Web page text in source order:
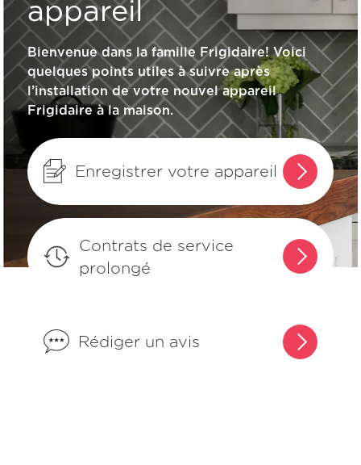
How do I use Quick Preheat or
Preheat?
Qu’est-ce que la conversion à la
convection?
Comment utiliser la sonde thermique?
Puis-je désactiver les sons audibles de
mon appareil?
Comment puis-je activer la fonction
Comment nettoyer ma cuisinière
Frigidaire?
Quand et comment utiliser le
nettoyage à la vapeur?
appareil
Bienvenue dans la famille Frigidaire! Voici
quelques points utiles à suivre après
l’installation de votre nouvel appareil
Frigidaire à la maison.
Enregistrer votre appareil
Contrats de service
prolongé
Rédiger un avis